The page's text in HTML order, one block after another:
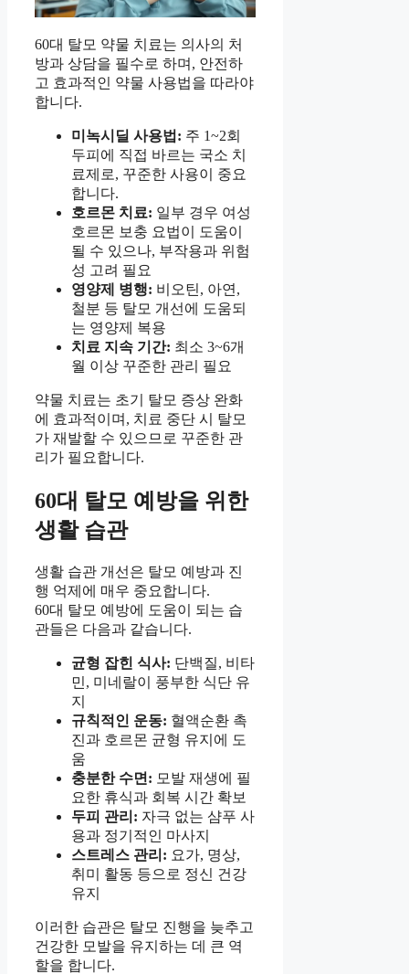
60대 탈모 약물 치료는 의사의 처
방과 상담을 필수로 하며, 안전하
고 효과적인 약물 사용법을 따라야
합니다.
미녹시딜 사용법: 주 1~2회
두피에 직접 바르는 국소 치
료제로, 꾸준한 사용이 중요
합니다.
호르몬 치료: 일부 경우 여성
호르몬 보충 요법이 도움이
될 수 있으나, 부작용과 위험
성 고려 필요
영양제 병행: 비오틴, 아연,
철분 등 탈모 개선에 도움되
는 영양제 복용
치료 지속 기간: 최소 3~6개
월 이상 꾸준한 관리 필요
약물 치료는 초기 탈모 증상 완화
에 효과적이며, 치료 중단 시 탈모
가 재발할 수 있으므로 꾸준한 관
리가 필요합니다.
60대 탈모 예방을 위한
생활 습관
생활 습관 개선은 탈모 예방과 진
행 억제에 매우 중요합니다.
60대 탈모 예방에 도움이 되는 습
관들은 다음과 같습니다.
균형 잡힌 식사: 단백질, 비타
민, 미네랄이 풍부한 식단 유
지
규칙적인 운동: 혈액순환 촉
진과 호르몬 균형 유지에 도
움
충분한 수면: 모발 재생에 필
요한 휴식과 회복 시간 확보
두피 관리: 자극 없는 샴푸 사
용과 정기적인 마사지
스트레스 관리: 요가, 명상,
취미 활동 등으로 정신 건강
유지
이러한 습관은 탈모 진행을 늦추고
건강한 모발을 유지하는 데 큰 역
할을 합니다.